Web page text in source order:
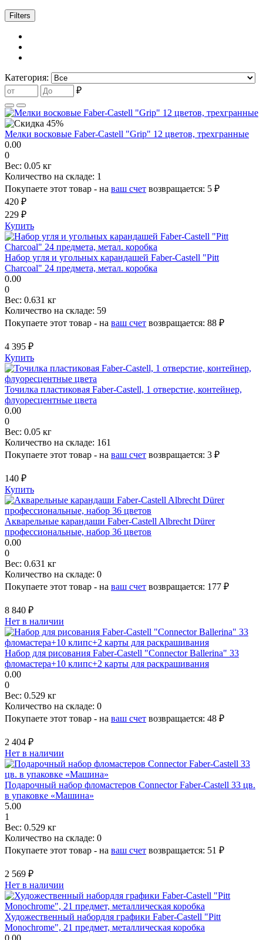
Filters
Категория:
₽
Мелки восковые Faber-Castell "Grip" 12 цветов, трехгранные
0.00
0
Вес: 0.05 кг
Количество на складе: 1
Покупаете этот товар - на ваш счет возвращается: 5 ₽
420 ₽
229 ₽
Купить
Набор угля и угольных карандашей Faber-Castell "Pitt
Charcoal" 24 предмета, метал. коробка
0.00
0
Вес: 0.631 кг
Количество на складе: 59
Покупаете этот товар - на ваш счет возвращается: 88 ₽
4 395 ₽
Купить
Точилка пластиковая Faber-Castell, 1 отверстие, контейнер,
флуоресцентные цвета
0.00
0
Вес: 0.05 кг
Количество на складе: 161
Покупаете этот товар - на ваш счет возвращается: 3 ₽
140 ₽
Купить
Акварельные карандаши Faber-Castell Albrecht Dürer
профессиональные, набор 36 цветов
0.00
0
Вес: 0.631 кг
Количество на складе: 0
Покупаете этот товар - на ваш счет возвращается: 177 ₽
8 840 ₽
Нет в наличии
Набор для рисования Faber-Castell "Connector Ballerina" 33
фломастера+10 клипс+2 карты для раскрашивания
0.00
0
Вес: 0.529 кг
Количество на складе: 0
Покупаете этот товар - на ваш счет возвращается: 48 ₽
2 404 ₽
Нет в наличии
Подарочный набор фломастеров Connector Faber-Сastell 33 цв.
в упаковке «Машина»
5.00
1
Вес: 0.529 кг
Количество на складе: 0
Покупаете этот товар - на ваш счет возвращается: 51 ₽
2 569 ₽
Нет в наличии
Художественный набордля графики Faber-Castell "Pitt
Monochrome", 21 предмет, металлическая коробка
0.00